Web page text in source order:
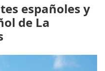
españoles y
de La